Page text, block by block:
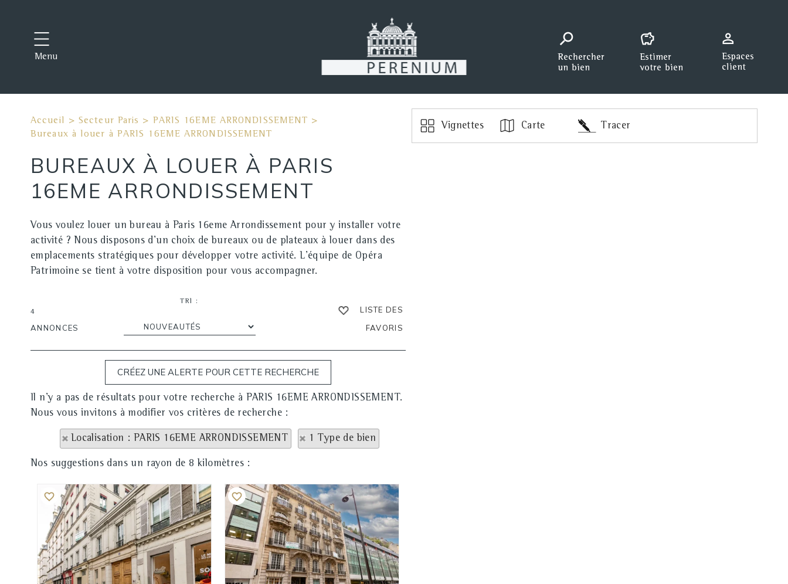
Menu
Vignettes Carte Tracer
Accueil >Secteur Paris > PARIS 16EME ARRONDISSEMENT >
Bureaux à louer à PARIS 16EME ARRONDISSEMENT
BUREAUX À LOUER À PARIS
16EME ARRONDISSEMENT
Vous voulez louer un bureau à Paris 16eme Arrondissement pour y installer votre
activité ? Nous disposons d'un choix de bureaux ou de plateaux à louer dans des
emplacements stratégiques pour développer votre activité. L'équipe de Opéra
Patrimoine se tient à votre disposition pour vous accompagner.
4
ANNONCES
TRI :
LISTE DES
FAVORIS
Il n'y a pas de résultats pour votre recherche à PARIS 16EME ARRONDISSEMENT.
Nous vous invitons à modifier vos critères de recherche :
Localisation : PARIS 16EME ARRONDISSEMENT 1 Type de bien
Nos suggestions dans un rayon de 8 kilomètres :